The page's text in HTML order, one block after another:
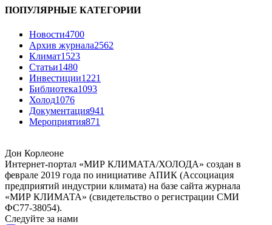
ПОПУЛЯРНЫЕ КАТЕГОРИИ
Новости4700
Архив журнала2562
Климат1523
Статьи1480
Инвестиции1221
Библиотека1093
Холод1076
Документация941
Мероприятия871
Дон Корлеоне
Интернет-портал «МИР КЛИМАТА/ХОЛОДА» создан в
феврале 2019 года по инициативе АПИК (Ассоциация
предприятий индустрии климата) на базе сайта журнала
«МИР КЛИМАТА» (свидетельство о регистрации СМИ
ФС77-38054).
Следуйте за нами